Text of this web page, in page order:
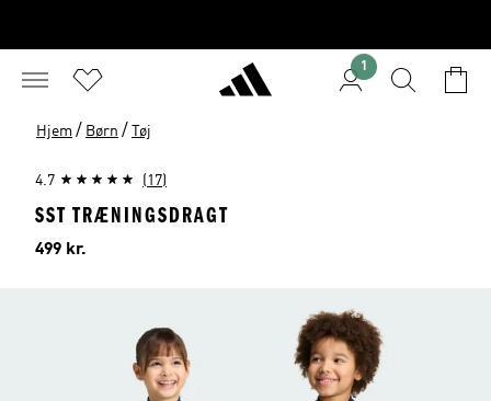
1
Hjem / Børn / Tøj
4.7 (17)
SST TRÆNINGSDRAGT
Pris
499 kr.